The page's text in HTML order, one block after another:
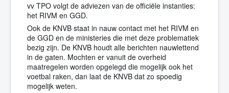
vv TPO volgt de adviezen van de officiële instanties:
het RIVM en GGD.
Ook de KNVB staat in nauw contact met het RIVM en
de GGD en de ministeries die met deze problematiek
bezig zijn. De KNVB houdt alle berichten nauwlettend
in de gaten. Mochten er vanuit de overheid
maatregelen worden opgelegd die mogelijk ook het
voetbal raken, dan laat de KNVB dat zo spoedig
mogelijk weten.